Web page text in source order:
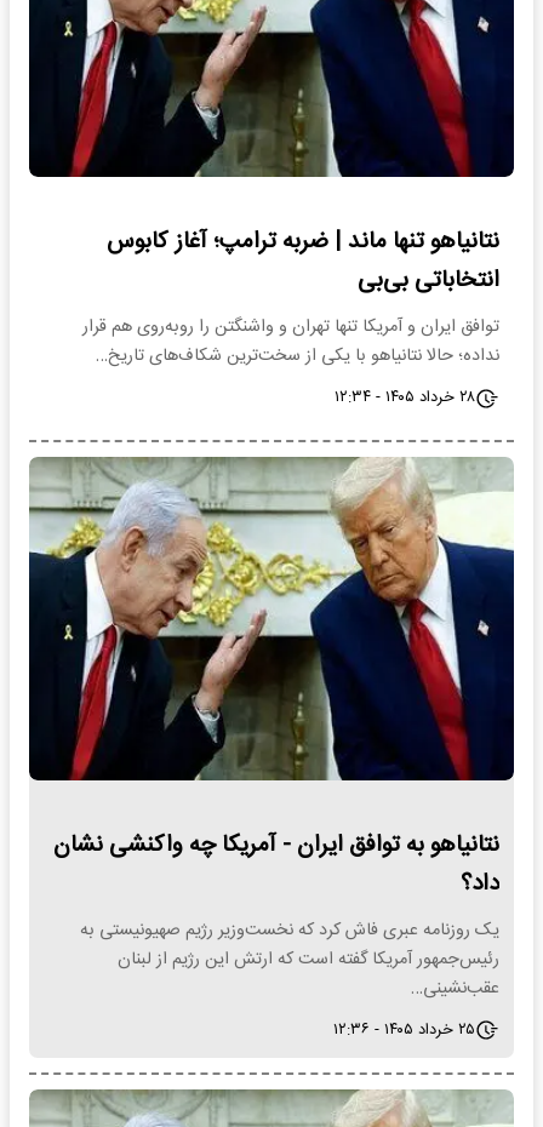
نتانیاهو تنها ماند | ضربه ترامپ؛ آغاز کابوس
انتخاباتی بی‌بی
توافق ایران و آمریکا تنها تهران و واشنگتن را روبه‌روی هم قرار
نداده؛ حالا نتانیاهو با یکی از سخت‌ترین شکاف‌های تاریخ…
۲۸ خرداد ۱۴۰۵ - ۱۲:۳۴
نتانیاهو به توافق ایران - آمریکا چه واکنشی نشان
داد؟
یک روزنامه عبری فاش کرد که نخست‌وزیر رژیم صهیونیستی به
رئیس‌جمهور آمریکا گفته است که ارتش این رژیم از لبنان
عقب‌نشینی…
۲۵ خرداد ۱۴۰۵ - ۱۲:۳۶